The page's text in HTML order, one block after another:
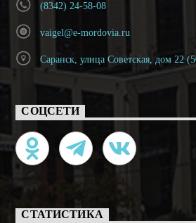
(8342) 24-58-08
vaigel@e-mordovia.ru
Саранск, улица Советская, дом 22
СОЦСЕТИ
СТАТИСТИКА